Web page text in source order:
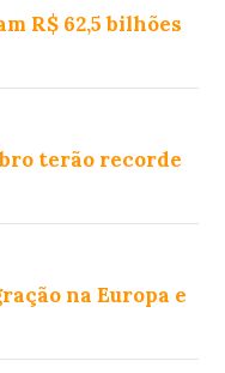
R$ 62,5 bilhões
terão recorde
na Europa e